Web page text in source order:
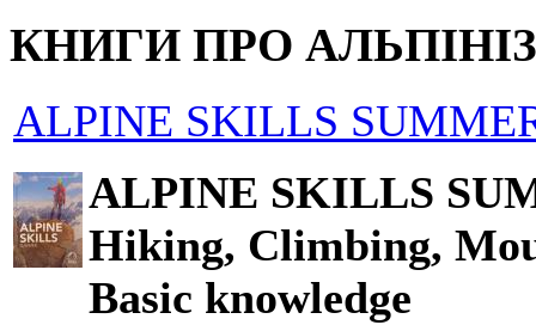
КНИГИ ПРО
ALPINE SKILLS
ALPINE SKILLS
Hiking, Climbing,
Basic knowledge